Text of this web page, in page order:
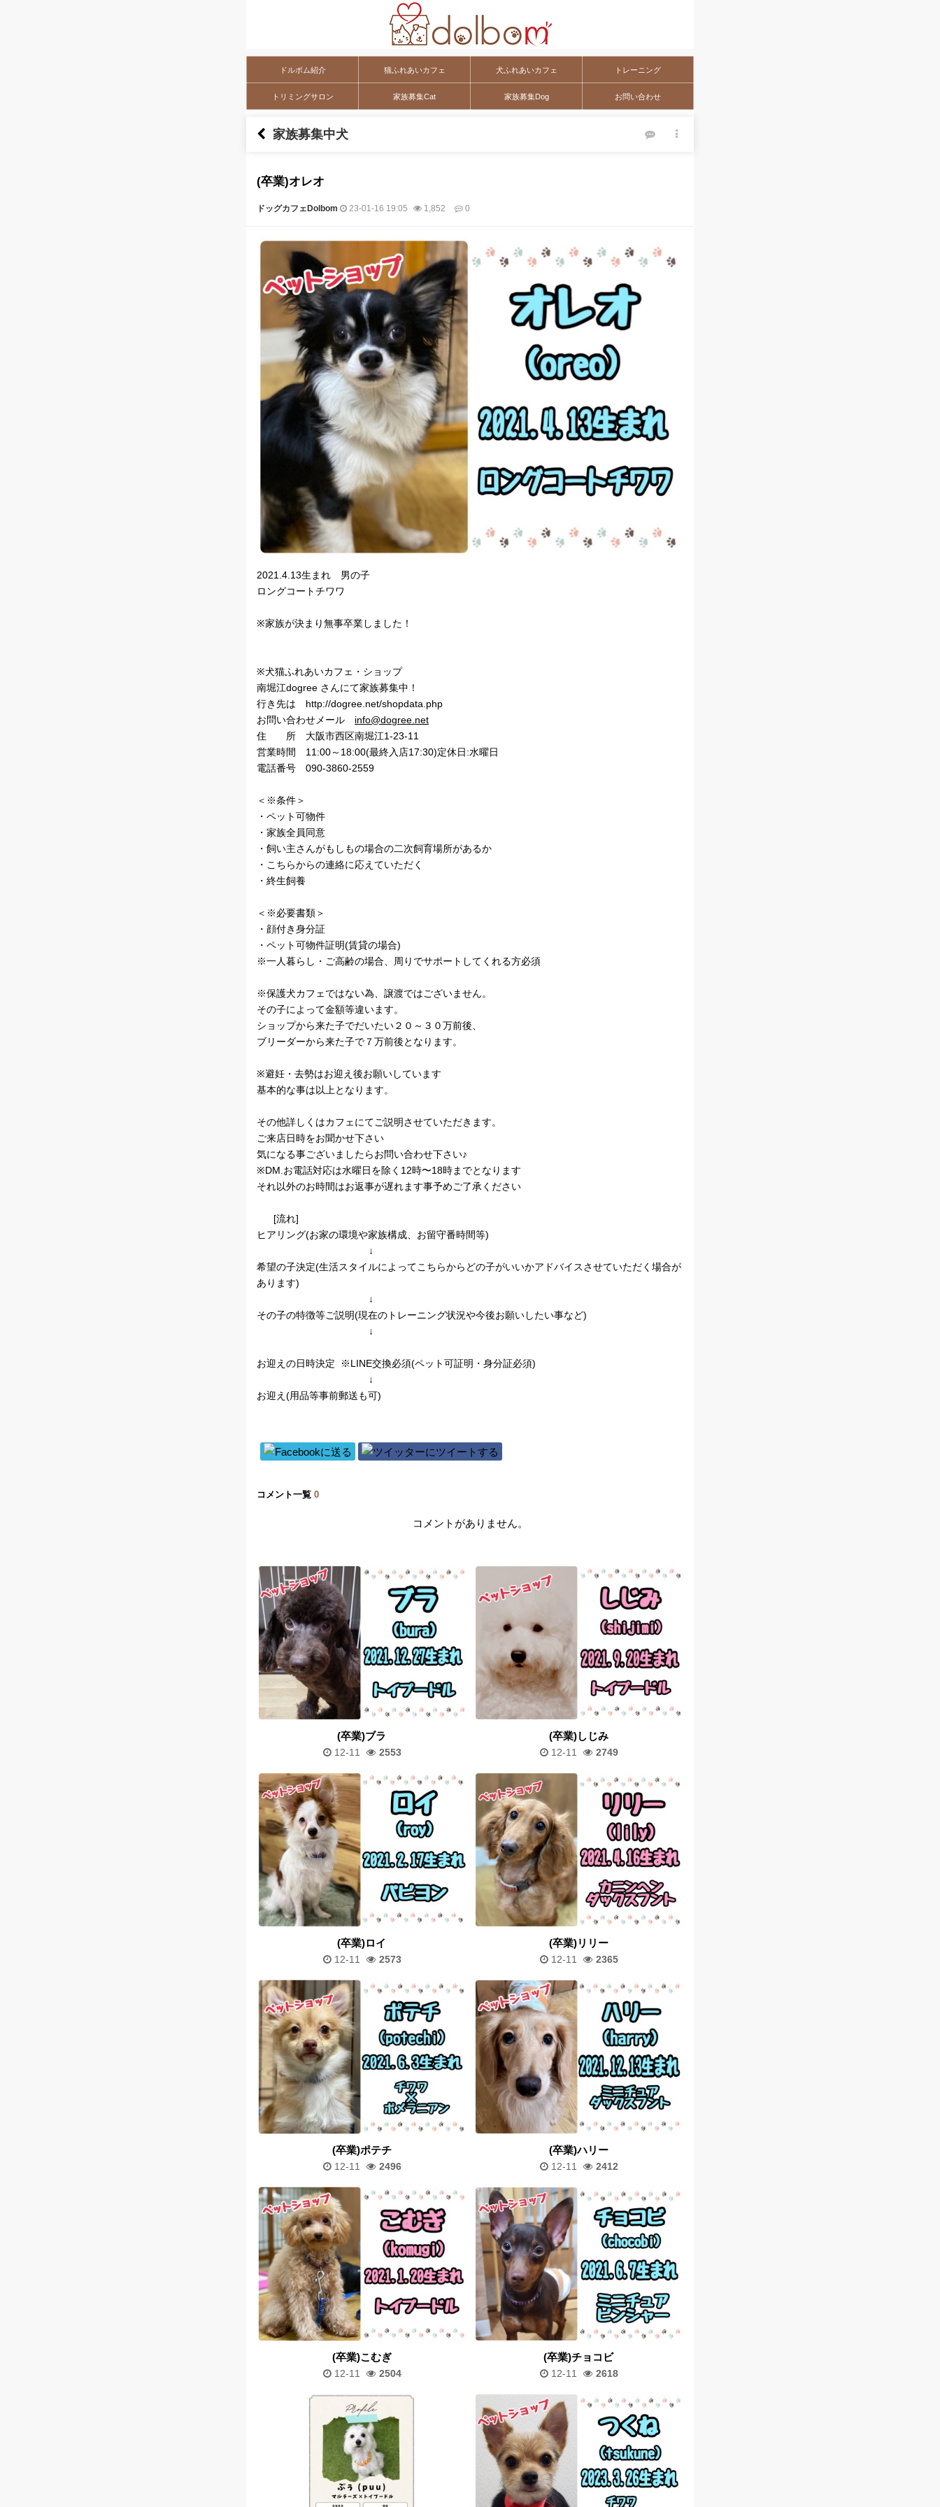
ドルボム紹介 猫ふれあいカフェ 犬ふれあいカフェ トレーニング
トリミングサロン 家族募集Cat 家族募集Dog お問い合わせ
家族募集中犬
(卒業)オレオ
ドッグカフェDolbom 23-01-16 19:05 1,852 0
本文
2021.4.13生まれ 男の子
ロングコートチワワ
※家族が決まり無事卒業しました！
※犬猫ふれあいカフェ・ショップ
南堀江dogree さんにて家族募集中！
行き先は http://dogree.net/shopdata.php
お問い合わせメール info@dogree.net
住 所 大阪市西区南堀江1-23-11
営業時間 11:00～18:00(最終入店17:30)定休日:水曜日
電話番号 090-3860-2559
＜※条件＞
・ペット可物件
・家族全員同意
・飼い主さんがもしもの場合の二次飼育場所があるか
・こちらからの連絡に応えていただく
・終生飼養
＜※必要書類＞
・顔付き身分証
・ペット可物件証明(賃貸の場合)
※一人暮らし・ご高齢の場合、周りでサポートしてくれる方必須
※保護犬カフェではない為、譲渡ではございません。
その子によって金額等違います。
ショップから来た子でだいたい２０～３０万前後、
ブリーダーから来た子で７万前後となります。
※避妊・去勢はお迎え後お願いしています
基本的な事は以上となります。
その他詳しくはカフェにてご説明させていただきます。
ご来店日時をお聞かせ下さい
気になる事ございましたらお問い合わせ下さい♪
※DM.お電話対応は水曜日を除く12時〜18時までとなります
それ以外のお時間はお返事が遅れます事予めご了承ください
[流れ]
ヒアリング(お家の環境や家族構成、お留守番時間等)
↓
希望の子決定(生活スタイルによってこちらからどの子がいいかアドバイスさせていただく場合が
あります)
↓
その子の特徴等ご説明(現在のトレーニング状況や今後お願いしたい事など)
↓
お迎えの日時決定 ※LINE交換必須(ペット可証明・身分証必須)
↓
お迎え(用品等事前郵送も可)
コメント一覧 0
コメントがありません。
(卒業)ブラ
12-11 2553
(卒業)しじみ
12-11 2749
(卒業)ロイ
12-11 2573
(卒業)リリー
12-11 2365
(卒業)ポテチ
12-11 2496
(卒業)ハリー
12-11 2412
(卒業)こむぎ
12-11 2504
(卒業)チョコビ
12-11 2618